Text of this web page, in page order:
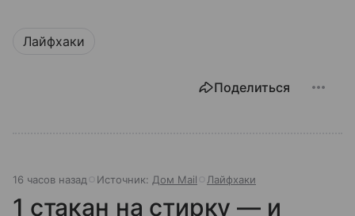
Лайфхаки
Поделиться
16 часов назад Источник: Дом Mail Лайфхаки
1 стакан на стирку — и